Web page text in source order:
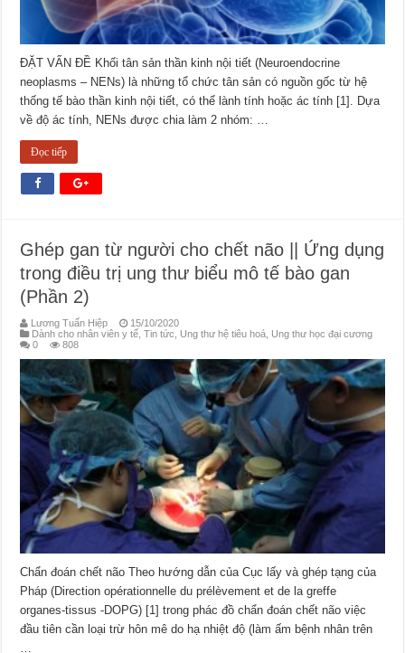
ĐẶT VẤN ĐỀ Khối tân sản thần kinh nội tiết (Neuroendocrine
neoplasms – NENs) là những tổ chức tân sản có nguồn gốc từ hệ
thống tế bào thần kinh nội tiết, có thể lành tính hoặc ác tính [1]. Dựa
về độ ác tính, NENs được chia làm 2 nhóm: …
Đọc tiếp
Ghép gan từ người cho chết não || Ứng dụng
trong điều trị ung thư biểu mô tế bào gan
(Phần 2)
Lương Tuấn Hiệp
15/10/2020
Dành cho nhân viên y tế ,Tin tức Ung thư hệ tiêu hoá Ung thư học đại cương
0
808
Chẩn đoán chết não Theo hướng dẫn của Cục lấy và ghép tạng của
Pháp (Direction opérationnelle du prélèvement et de la greffe
organes-tissus -DOPG) [1] trong phác đồ chẩn đoán chết não việc
đầu tiên cần loại trừ hôn mê do hạ nhiệt độ (làm ấm bệnh nhân trên